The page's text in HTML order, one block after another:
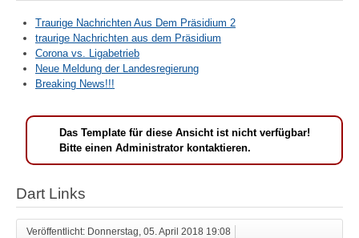
Traurige Nachrichten Aus Dem Präsidium 2
traurige Nachrichten aus dem Präsidium
Corona vs. Ligabetrieb
Neue Meldung der Landesregierung
Breaking News!!!
Das Template für diese Ansicht ist nicht verfügbar!
Bitte einen Administrator kontaktieren.
Dart Links
Veröffentlicht: Donnerstag, 05. April 2018 19:08